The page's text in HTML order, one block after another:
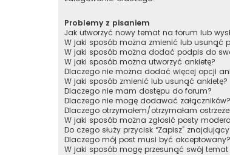
Problemy z pisaniem
Jak utworzyć nowy temat na forum lub
W jaki sposób można zmienić lub usunąć
W jaki sposób można dodać podpis do
W jaki sposób można utworzyć ankietę?
Dlaczego nie można dodać więcej opcji
W jaki sposób zmienić lub usunąć ankietę?
Dlaczego nie mam dostępu do forum?
Dlaczego nie mogę dodawać załączników?
Dlaczego otrzymałem/otrzymałam
W jaki sposób można zgłosić posty
Do czego służy przycisk “Zapisz”
Dlaczego mój post musi być akceptowany?
W jaki sposób mogę przesunąć swój